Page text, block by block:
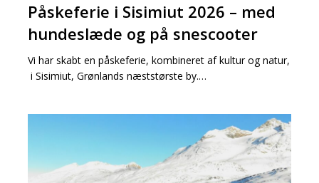
Sisimiut
–
Påskeferie i Sisimiut 2026 – med
hundeslæde og på snescooter
Vi har skabt en påskeferie, kombineret af kultur og natur,
i Sisimiut, Grønlands næststørste by.…